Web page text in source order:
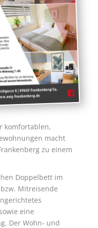
komfortablen,
macht
zu einem
Doppelbett im
Mitreisende
eine
Der Wohn- und